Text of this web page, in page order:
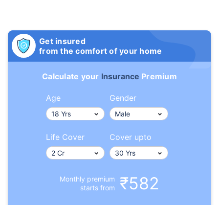
Get insured
from the comfort of your home
Calculate your Insurance Premium
Age Gender
Life Cover Cover upto
Monthly premium
starts from
₹582
প্রিমিয়ামকে প্রভাবিত করে